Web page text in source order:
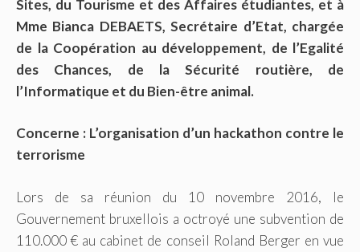
Sites, du Tourisme et des Affaires étudiantes, et à
Mme Bianca DEBAETS, Secrétaire d’Etat, chargée
de la Coopération au développement, de l’Egalité
des Chances, de la Sécurité routière, de
l’Informatique et du Bien-être animal.
Concerne : L’organisation d’un hackathon contre le
terrorisme
Lors de sa réunion du 10 novembre 2016, le
Gouvernement bruxellois a octroyé une subvention de
110.000 € au cabinet de conseil Roland Berger en vue